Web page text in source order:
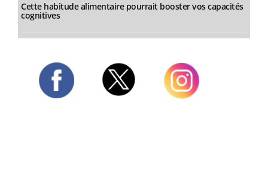
Cette habitude alimentaire pourrait booster vos capacités
cognitives